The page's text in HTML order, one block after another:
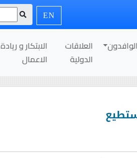
EN
العلاقات
الدولية
الابتكار و ريادة
الاعمال